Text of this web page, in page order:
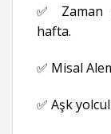
✅ Zaman
hafta.
✅ Misal
✅ Aşk